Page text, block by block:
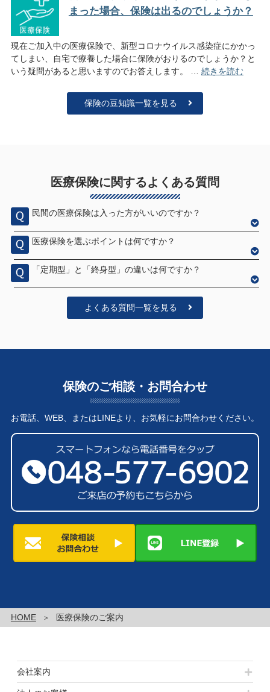
まった場合、保険は出るのでしょうか？
現在ご加入中の医療保険で、新型コロナウイルス感染症にかかっ
てしまい、自宅で療養した場合に保険がおりるのでしょうか？と
いう疑問があると思いますのでお答えします。 … 新型コロナウイ
続きを読む
保険の豆知識一覧を見る
医療保険に関するよくある質問
民間の医療保険は入った方がいいのですか？
医療保険を選ぶポイントは何ですか？
「定期型」と「終身型」の違いは何ですか？
よくある質問一覧を見る
保険のご相談・お問合わせ
お電話、WEB、またはLINEより、お気軽にお問合わせください。
HOME 医療保険のご案内
会社案内